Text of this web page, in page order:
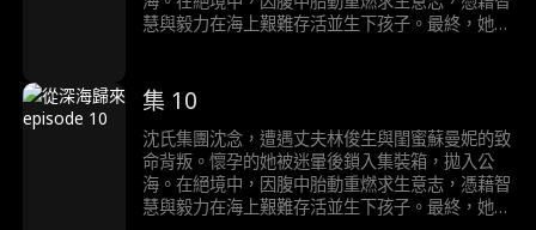
慧與毅力在海上艱難存活並生下孩子。最終，她被
當場揭穿二人罪行。兩人驚慌失措，在眾人面前上
演互相揭發、狗咬狗的醜態，其謀害沈念、企圖侵
吞沈氏家產、甚至曾對沈浩然下毒手的全部陰謀徹
底曝光。沈父沈崇遠也早已洞悉陰謀，假意病重配
合，此刻現身完成最終清算。
集 10
沈氏集團沈念，遭遇丈夫林俊生與閨蜜蘇曼妮的致
命背叛。懷孕的她被迷暈後鎖入集裝箱，拋入公
海。在絕境中，因腹中胎動重燃求生意志，憑藉智
慧與毅力在海上艱難存活並生下孩子。最終，她被